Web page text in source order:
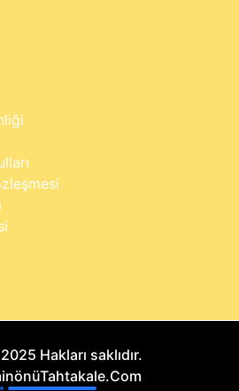
Hakları saklıdır.